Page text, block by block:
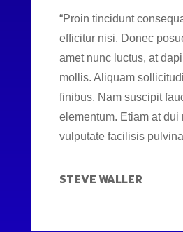
“Proin tincidunt
efficitur nisi. Donec
amet nunc luctus, at
mollis. Aliquam
finibus. Nam suscipit
elementum. Etiam at dui
vulputate facilisis
STEVE WALLER